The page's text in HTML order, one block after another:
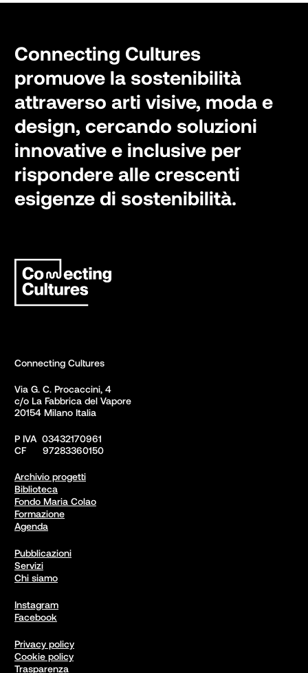
Connecting Cultures
promuove la sostenibilità
attraverso arti visive, moda e
design, cercando soluzioni
innovative e inclusive per
rispondere alle crescenti
esigenze di sostenibilità.
Connecting Cultures
Via G. C. Procaccini, 4
c/o La Fabbrica del Vapore
20154 Milano Italia
P IVA  03432170961
CF      97283360150
Archivio progetti
Biblioteca
Fondo Maria Colao
Formazione
Agenda
Pubblicazioni
Servizi
Chi siamo
Instagram
Facebook
Privacy policy
Cookie policy
Trasparenza